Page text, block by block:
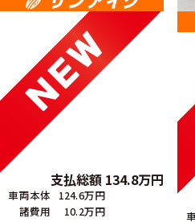
支払総額 134.8万円
車両本体
124.6万円
諸費用
10.2万円